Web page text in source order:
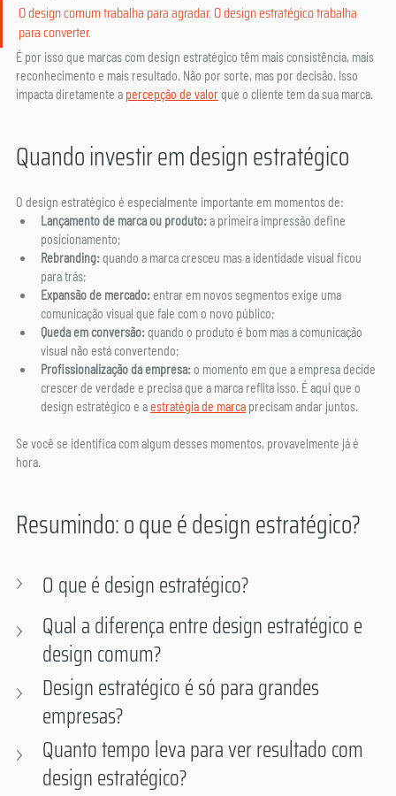
O design comum trabalha para agradar. O design estratégico trabalha
para converter.
É por isso que marcas com design estratégico têm mais consistência, mais
reconhecimento e mais resultado. Não por sorte, mas por decisão. Isso
impacta diretamente a percepção de valor que o cliente tem da sua marca.
Quando investir em design estratégico
O design estratégico é especialmente importante em momentos de:
Lançamento de marca ou produto: a primeira impressão define
posicionamento;
Rebranding: quando a marca cresceu mas a identidade visual ficou
para trás;
Expansão de mercado: entrar em novos segmentos exige uma
comunicação visual que fale com o novo público;
Queda em conversão: quando o produto é bom mas a comunicação
visual não está convertendo;
Profissionalização da empresa: o momento em que a empresa decide
crescer de verdade e precisa que a marca reflita isso. É aqui que o
design estratégico e a estratégia de marca precisam andar juntos.
Se você se identifica com algum desses momentos, provavelmente já é
hora.
Resumindo: o que é design estratégico?
O que é design estratégico?
Qual a diferença entre design estratégico e
design comum?
Design estratégico é só para grandes
empresas?
Quanto tempo leva para ver resultado com
design estratégico?